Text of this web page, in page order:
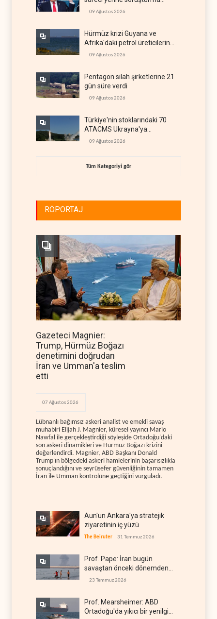
hazırlıyor
09 Ağustos 2026
Hürmüz krizi Guyana ve
Afrika'daki petrol üreticilerine
yaradı
09 Ağustos 2026
Pentagon silah şirketlerine 21
gün süre verdi
09 Ağustos 2026
Türkiye'nin stoklarındaki 70
ATACMS Ukrayna'ya
devredilecek
09 Ağustos 2026
Tüm Kategoriyi gör
RÖPORTAJ
Gazeteci Magnier:
Trump, Hürmüz Boğazı
denetimini doğrudan
İran ve Umman'a teslim
etti
07 Ağustos 2026
Lübnanlı bağımsız askeri analist ve emekli savaş
muhabiri Elijah J. Magnier, küresel yayıncı Mario
Nawfal ile gerçekleştirdiği söyleşide Ortadoğu'daki
son askeri dinamikleri ve Hürmüz Boğazı krizini
değerlendirdi. Magnier, ABD Başkanı Donald
Trump'ın bölgedeki askeri hamlelerinin başarısızlıkla
sonuçlandığını ve seyrüsefer güvenliğinin tamamen
İran ile Umman kontrolüne geçtiğini vurguladı.
Aun'un Ankara'ya stratejik
ziyaretinin iç yüzü
The Beiruter 31 Temmuz 2026
Prof. Pape: İran bugün
savaştan önceki dönemden
çok daha güçlü
23 Temmuz 2026
Prof. Mearsheimer: ABD
Ortadoğu'da yıkıcı bir yenilgi